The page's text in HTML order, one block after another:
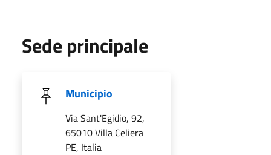
Sede principale
Municipio
Via Sant'Egidio, 92,
65010 Villa Celiera
PE, Italia